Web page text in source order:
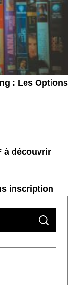
: Les Options
à découvrir
inscription
S
A
C